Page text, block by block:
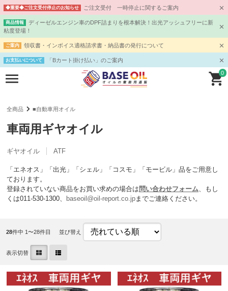
◆重要◆ご注文受付停止のお知らせ ご注文受付 一時停止に関するご案内
商品情報
ディーゼルエンジン車のDPF詰まりを根本解決！出光アッシュフリーに新
粘度登場！
ご案内 領収書・インボイス適格請求書・納品書の発行について
お支払いについて 「Bカート掛け払い」のご案内
0
全商品 ■自動車用オイル
車両用ギヤオイル
ギヤオイル ATF
「エネオス」「出光」「シェル」「コスモ」「モービル」品をご用意し
ております。
登録されていない商品をお買い求めの場合は問い合わせフォーム 、もし
くは011-530-1300、 baseoil@oil-report.co.jp までご連絡ください。
28件中 1〜28件目 並び替え
表示切替